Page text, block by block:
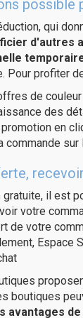
possible
qui
d'autres
Pour profiter
de
des
en
commande
gratuite, il est
votre
de votre
Espace
boutiques
avantages